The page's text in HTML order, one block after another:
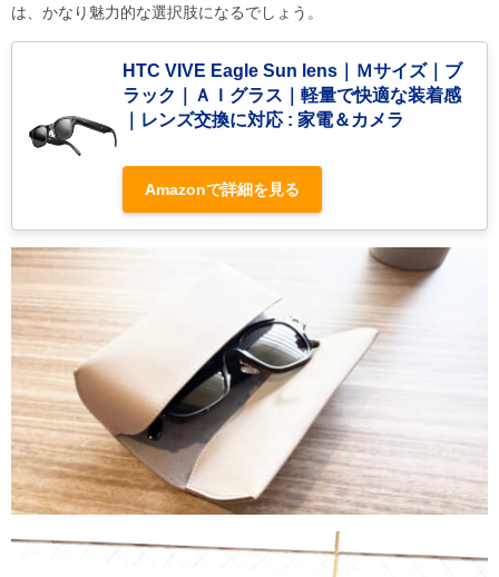
は、かなり魅力的な選択肢になるでしょう。
HTC VIVE Eagle Sun lens｜Ｍサイズ｜ブ
ラック｜ＡＩグラス｜軽量で快適な装着感
｜レンズ交換に対応 : 家電＆カメラ
Amazonで詳細を見る